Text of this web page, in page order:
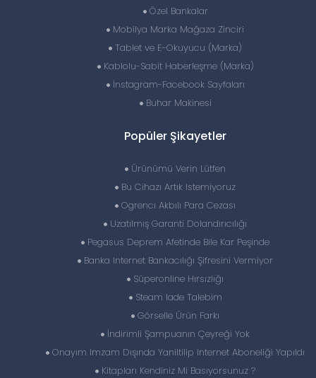
Özel Bankalar
Mobilya Marka Mağaza Zinciri
Tablet ve E-Okuyucu (Marka)
Kablolu-Sabit Haberleşme (Marka)
İnstagram-Facebook Sayfaları
Buhar Makinesi
Popüler Şikayetler
Ürünümü Verin Lütfen
Bu Cihazı Artık Istemiyoruz
Ogrencı Akbılı Para Cezası
Uzatılmış Garanti Dolandırıcılığı
Pegasus Deprem Afetinde Bile Kar Peşinde
Banka Internet Bankacılığı Şifresini Vermiyor
Süperonline Hırsızlığı
Steam Iade Talebim
Görselle Ürün Farkı
İndirimli Şampuanın Çeyreği Yok
Onayım Imzam Dışında Yaniltilip Internet Aboneliği Yapıldı
Kitapları Kendiniz Mi Basıyorsunuz ?